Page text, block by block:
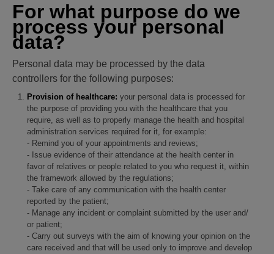
For what purpose do we
process your personal
data?
Personal data may be processed by the data
controllers for the following purposes:
Provision of healthcare: your personal data is processed for
the purpose of providing you with the healthcare that you
require, as well as to properly manage the health and hospital
administration services required for it, for example:
- Remind you of your appointments and reviews;
- Issue evidence of their attendance at the health center in
favor of relatives or people related to you who request it, within
the framework allowed by the regulations;
- Take care of any communication with the health center
reported by the patient;
- Manage any incident or complaint submitted by the user and/
or patient;
- Carry out surveys with the aim of knowing your opinion on the
care received and that will be used only to improve and develop